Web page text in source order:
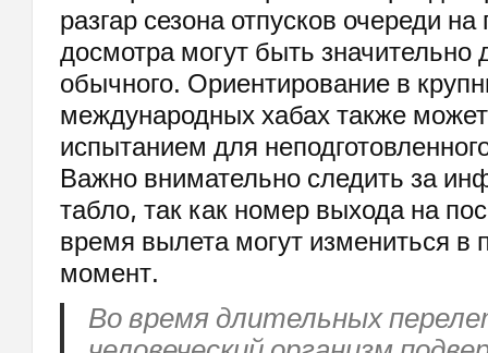
разгар сезона отпусков очереди на
досмотра могут быть значительно
обычного. Ориентирование в
международных хабах также может
испытанием для
Важно внимательно следить за
табло, так как номер выхода на
время вылета могут измениться в
момент.
Во время длительных